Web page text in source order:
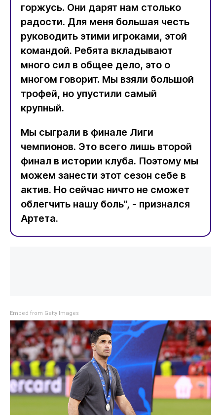
горжусь. Они дарят нам столько
радости. Для меня большая честь
руководить этими игроками, этой
командой. Ребята вкладывают
много сил в общее дело, это о
многом говорит. Мы взяли большой
трофей, но упустили самый
крупный.
Мы сыграли в финале Лиги
чемпионов. Это всего лишь второй
финал в истории клуба. Поэтому мы
можем занести этот сезон себе в
актив. Но сейчас ничто не сможет
облегчить нашу боль", - признался
Артета.
Embed from Getty Images